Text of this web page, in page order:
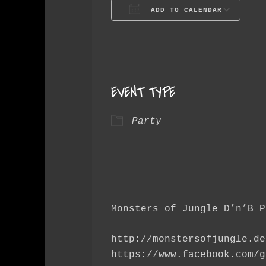
ADD TO CALENDAR
EVENT TYPE
Party
Monsters of Jungle D’n’B
http://
https://www.facebook.com/